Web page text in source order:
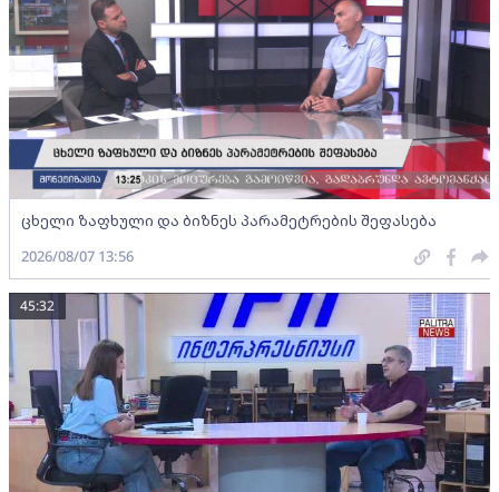
ცხელი ზაფხული და ბიზნეს პარამეტრების შეფასება
2026/08/07 13:56
45:32